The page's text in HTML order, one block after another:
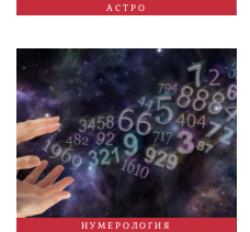
АСТРО
НУМЕРОЛОГИЯ